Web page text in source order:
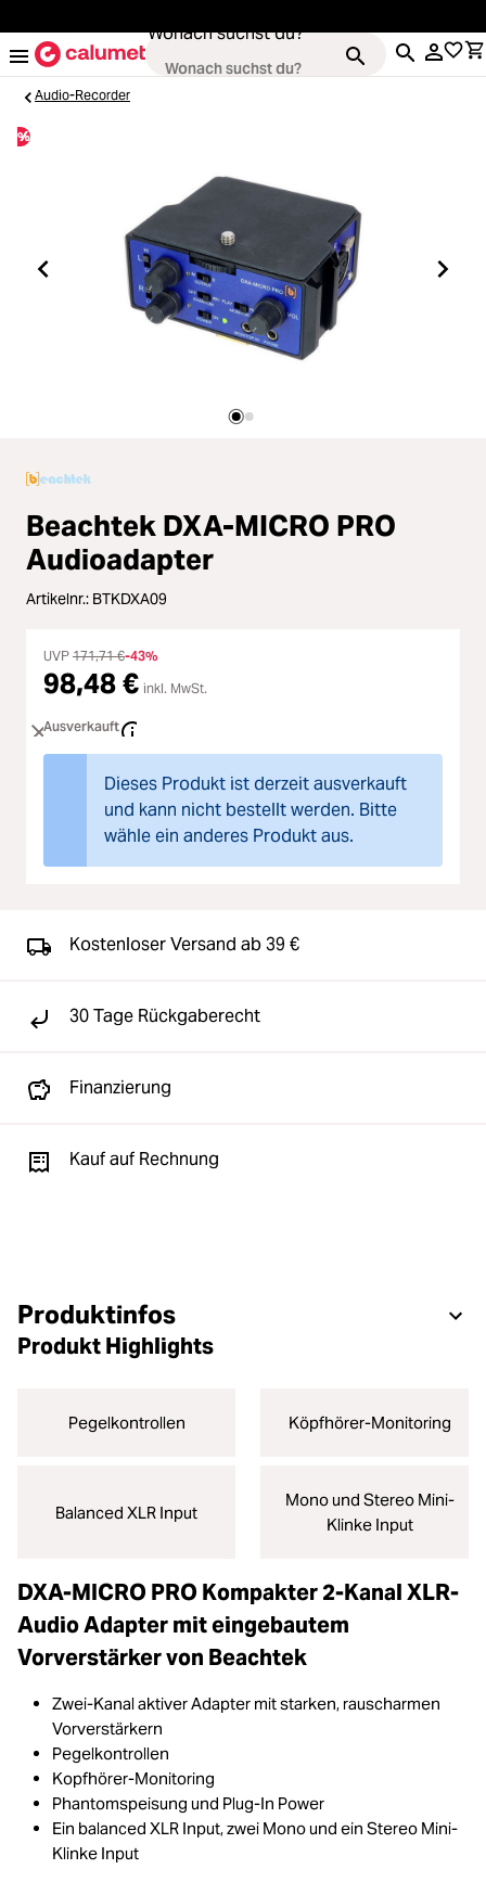
Wonach suchst du?
Objektive
Loading...Video & Drohnen
Stative & Gimbals
Loading...Zubehör
Loading...
Licht & Studio
Loading...
Bildbearbeitung
Loading...
Ferngläser
Loading...
Second Hand
Loading...
SALE
Loading...
Audio-Recorder
%
Beachtek DXA-MICRO PRO
Audioadapter
Artikelnr.: BTKDXA09
UVP 171,71 €-43%
98,48 € inkl. MwSt.
Ausverkauft
Dieses Produkt ist derzeit ausverkauft
und kann nicht bestellt werden. Bitte
wähle ein anderes Produkt aus.
Kostenloser Versand ab 39 €
30 Tage Rückgaberecht
Finanzierung
Kauf auf Rechnung
Produktinfos
Produkt Highlights
Pegelkontrollen Köpfhörer-Monitoring
Balanced XLR Input
Mono und Stereo Mini-
Klinke Input
DXA-MICRO PRO Kompakter 2-Kanal XLR-
Audio Adapter mit eingebautem
Vorverstärker von Beachtek
Zwei-Kanal aktiver Adapter mit starken, rauscharmen
Vorverstärkern
Pegelkontrollen
Kopfhörer-Monitoring
Phantomspeisung und Plug-In Power
Ein balanced XLR Input, zwei Mono und ein Stereo Mini-
Klinke Input